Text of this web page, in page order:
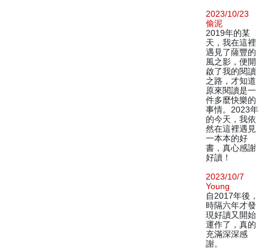
2023/10/23
偷泥
2019年的某
天，我在這裡
遇見了薩豐的
風之影，便開
啟了我的閱讀
之路，才知道
原來閱讀是一
件多麼快樂的
事情。2023年
的今天，我依
然在這裡遇見
一本本的好
書，真心感謝
好讀！
2023/10/7
Young
自2017年後，
時隔六年才發
現好讀又開始
運作了，真的
充滿深深感
謝。